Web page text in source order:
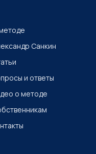
Санкин
и ответы
о методе